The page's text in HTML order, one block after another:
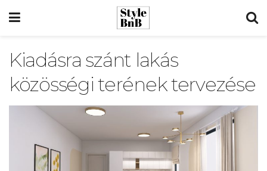
Kiadásra szánt lakás
közösségi terének tervezése